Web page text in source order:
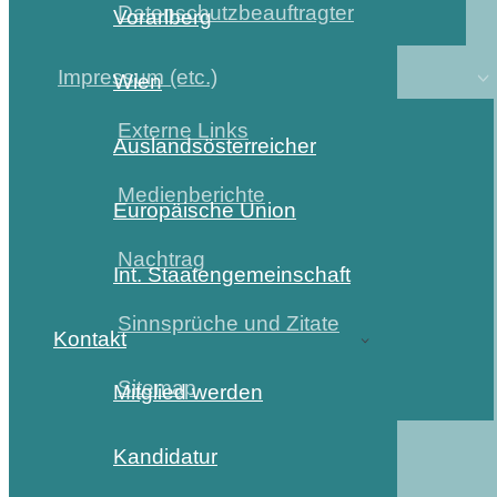
Datenschutzbeauftragter
Impressum (etc.)
Externe Links
Medienberichte
Nachtrag
Sinnsprüche und Zitate
Sitemap
Vorarlberg
Wien
Auslandsösterreicher
Europäische Union
Int. Staatengemeinschaft
Kontakt
Mitglied werden
Kandidatur